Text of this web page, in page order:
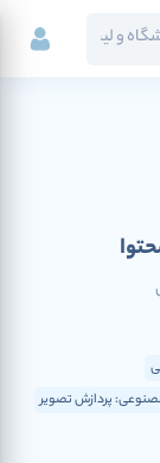
پردازش تصویر